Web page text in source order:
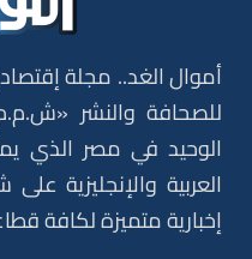
أموال الغد.. مجلة
للصحافة والنشر
الوحيد في مصر الذي
العربية والإنجليزية
إخبارية متميزة لكافة